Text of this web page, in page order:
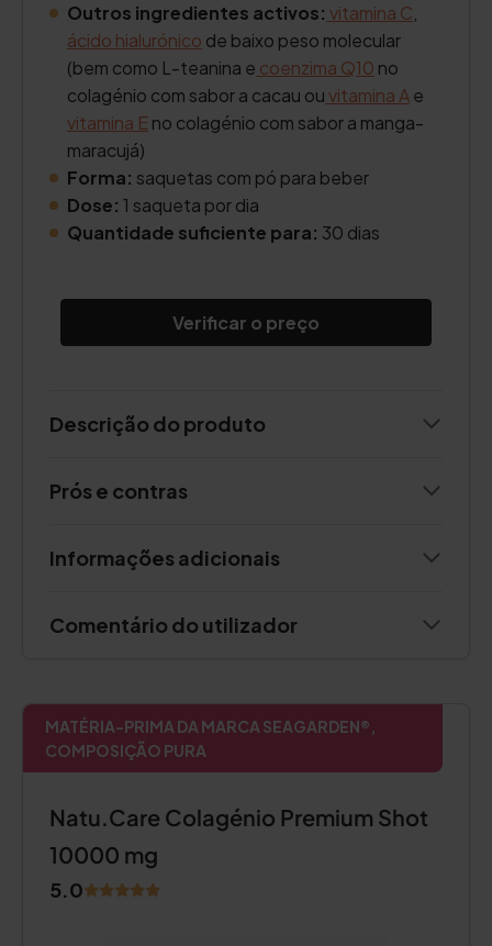
Outros ingredientes activos: vitamina C,
ácido hialurónico de baixo peso molecular
(bem como L-teanina e coenzima Q10 no
colagénio com sabor a cacau ouvitamina Ae
vitamina E no colagénio com sabor a manga-
maracujá)
Forma: saquetas com pó para beber
Dose: 1 saqueta por dia
Quantidade suficiente para: 30 dias
Verificar o preço
Descrição do produto
Prós e contras
Informações adicionais
Comentário do utilizador
MATÉRIA-PRIMA DA MARCA SEAGARDEN®,
COMPOSIÇÃO PURA
Natu.Care Colagénio Premium Shot
10000 mg
5.0